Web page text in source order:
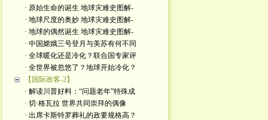
· 原始生命的诞生 地球灾难史图解-
· 地球尺度的奥妙 地球灾难史图解-
· 地球的偶然诞生 地球灾难史图解-
· 中国嫦娥三号登月与美苏有何不同
· 全球暖化还是冷化？联合国专家评
· 全世界被忽悠了？地球开始冷化？
【国际政客-2】
· 解读川普好料：“问题老年”特殊成
· 切·格瓦拉 世界共同崇拜的偶像
· 出席卡斯特罗葬礼的政要规格高？